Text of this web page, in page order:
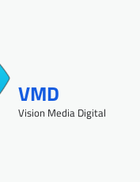
VMD
Vision Media Digital